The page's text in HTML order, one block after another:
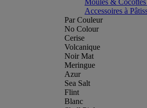
Moules & Cocottes
Accessoires à
Par Couleur
No Colour
Cerise
Volcanique
Noir Mat
Meringue
Azur
Sea Salt
Flint
Blanc